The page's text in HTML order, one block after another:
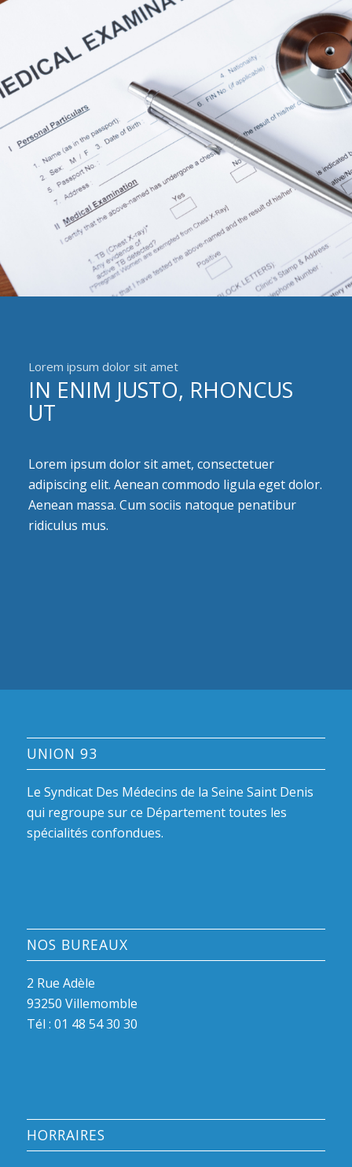
Lorem ipsum dolor sit amet
IN ENIM JUSTO, RHONCUS
UT
Lorem ipsum dolor sit amet, consectetuer
adipiscing elit. Aenean commodo ligula eget dolor.
Aenean massa. Cum sociis natoque penatibur
ridiculus mus.
UNION 93
Le Syndicat Des Médecins de la Seine Saint Denis
qui regroupe sur ce Département toutes les
spécialités confondues.
NOS BUREAUX
2 Rue Adèle
93250 Villemomble
Tél : 01 48 54 30 30
HORRAIRES